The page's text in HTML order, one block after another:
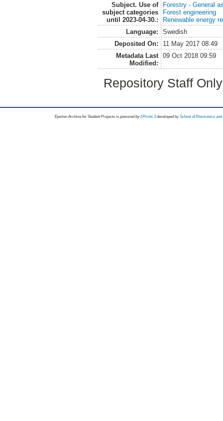
Subject. Use of
subject categories
until 2023-04-30.:
Forestry - General
Forest engineering
Renewable energy
Language:
Swedish
Deposited On:
11 May 2017 08:49
Metadata Last
Modified:
09 Oct 2018 09:59
Repository Staff
Epsilon Archive for Student Projects is powored byEPrints 3 developed by School of Electronics